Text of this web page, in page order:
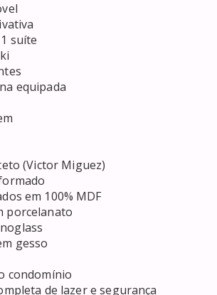
suíte
equipada
(Victor Miguez)
em 100% MDF
porcelanato
gesso
condomínio
de lazer e segurança